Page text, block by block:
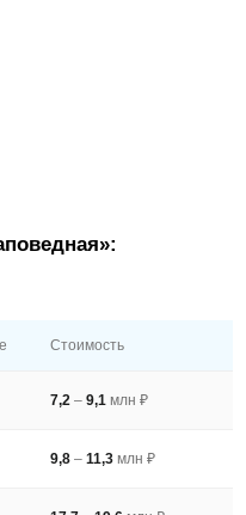
Стоимость
7,2– 9,1млн ₽
9,8– 11,3млн ₽